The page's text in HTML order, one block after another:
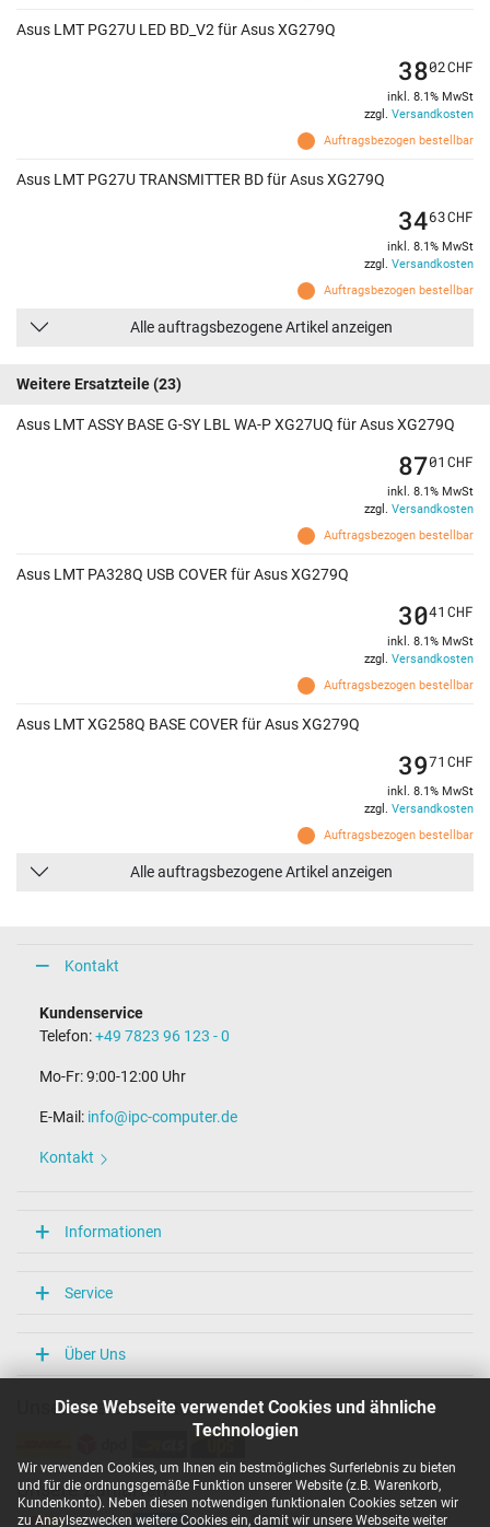
Diese Webseite verwendet Cookies und ähnliche
Technologien
Wir verwenden Cookies, um Ihnen ein bestmögliches Surferlebnis zu bieten
und für die ordnungsgemäße Funktion unserer Website (z.B. Warenkorb,
Kundenkonto). Neben diesen notwendigen funktionalen Cookies setzen wir
zu Anaylsezwecken weitere Cookies ein, damit wir unsere Webseite weiter
Asus LMT PG27U LED BD_V2 für Asus XG279Q
Auftragsbezogen bestellbar
3802CHF
inkl. 8.1% MwSt
zzgl. Versandkosten
Asus LMT PG27U TRANSMITTER BD für Asus XG279Q
Auftragsbezogen bestellbar
3463CHF
inkl. 8.1% MwSt
zzgl. Versandkosten
Alle auftragsbezogene Artikel anzeigen
Weitere Ersatzteile(23)
Asus LMT ASSY BASE G-SY LBL WA-P XG27UQ für Asus XG279Q
Auftragsbezogen bestellbar
8701 CHF
inkl. 8.1% MwSt
zzgl. Versandkosten
Asus LMT PA328Q USB COVER für Asus XG279Q
Auftragsbezogen bestellbar
3041 CHF
inkl. 8.1% MwSt
zzgl. Versandkosten
Asus LMT XG258Q BASE COVER für Asus XG279Q
Auftragsbezogen bestellbar
3971 CHF
inkl. 8.1% MwSt
zzgl. Versandkosten
Alle auftragsbezogene Artikel anzeigen
Kontakt
Kundenservice
Telefon:+49 7823 96 123 - 0
Mo-Fr: 9:00-12:00 Uhr
E-Mail: info@ipc-computer.de
Kontakt
Informationen
Service
Über Uns
Unsere Versandarten
Unsere Zahlarten